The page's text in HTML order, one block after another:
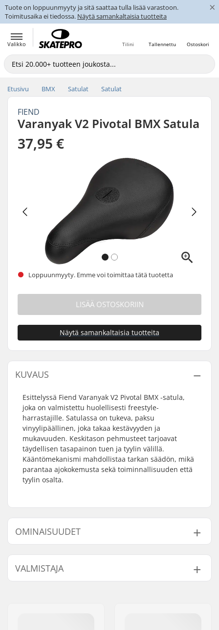
Tuote on loppuunmyyty ja sitä saattaa tulla lisää varastoon.
Toimitusaika ei tiedossa. Näytä samankaltaisia tuotteita
×
Valikko Ostoskori
Tallennettu
Tilini
Etusivu BMX Satulat Satulat
FIEND
Varanyak V2 Pivotal BMX Satula
37,95 €
Loppuunmyyty. Emme voi toimittaa tätä tuotetta
LISÄÄ OSTOSKORIIN
Näytä samankaltaisia tuotteita
KUVAUS
Esittelyssä Fiend Varanyak V2 Pivotal BMX -satula,
joka on valmistettu huolellisesti freestyle-
harrastajille. Satulassa on tukeva, paksu
vinyylipäällinen, joka takaa kestävyyden ja
mukavuuden. Keskitason pehmusteet tarjoavat
täydellisen tasapainon tuen ja tyylin välillä.
Kääntömekanismi mahdollistaa tarkan säädön, mikä
parantaa ajokokemusta sekä toiminnallisuuden että
tyylin osalta.
OMINAISUUDET
BMX-tyyppi:
Freestyle BMX
Päällinen:
Istuin:
Pivotal
VALMISTAJA